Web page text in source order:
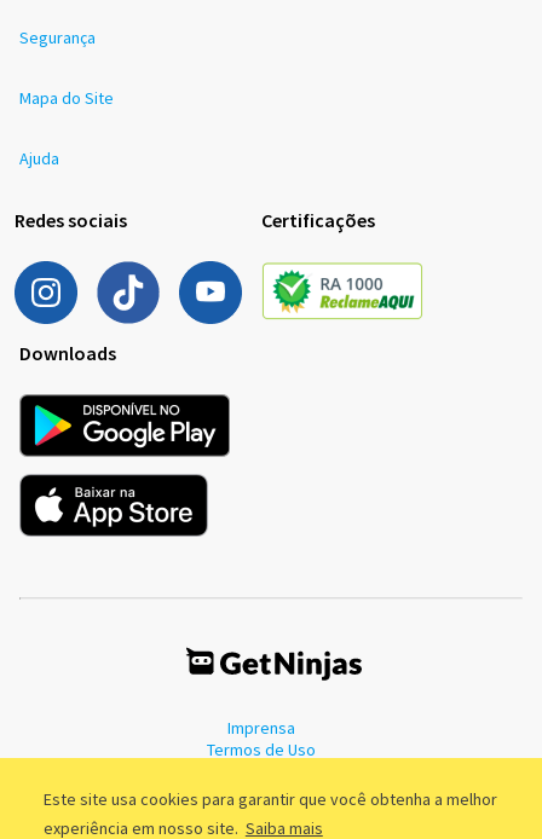
Este site usa cookies para garantir que você obtenha a melhor
experiência em nosso site. Saiba mais
Segurança
Mapa do Site
Ajuda
Redes sociais Certificações
Downloads
Imprensa
Termos de Uso